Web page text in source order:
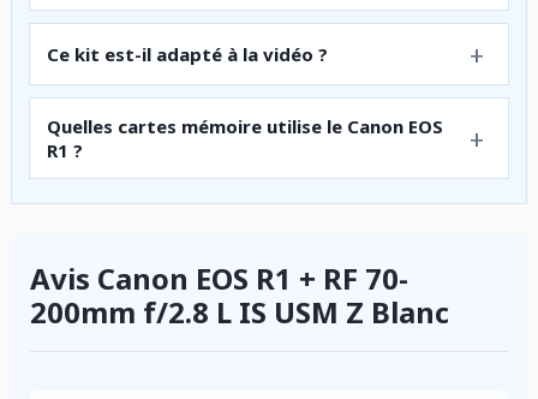
Ce kit est-il adapté à la vidéo ?
Quelles cartes mémoire utilise le Canon EOS
R1 ?
Avis Canon EOS R1 + RF 70-
200mm f/2.8 L IS USM Z Blanc